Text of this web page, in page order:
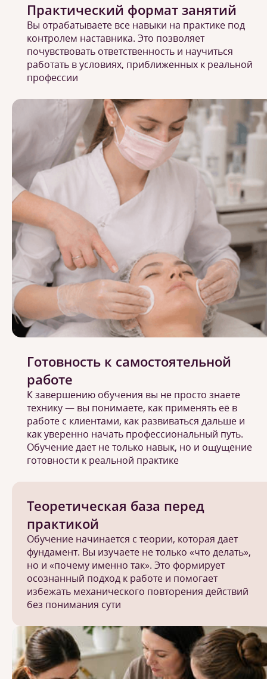
Теоретическая база перед
практикой
Обучение начинается с теории, которая дает
фундамент. Вы изучаете не только «что делать»,
но и «почему именно так». Это формирует
осознанный подход к работе и помогает
избежать механического повторения действий
без понимания сути
Практический формат занятий
Вы отрабатываете все навыки на практике под
контролем наставника. Это позволяет
почувствовать ответственность и научиться
работать в условиях, приближенных к реальной
профессии
Готовность к самостоятельной
работе
К завершению обучения вы не просто знаете
технику — вы понимаете, как применять её в
работе с клиентами, как развиваться дальше и
как уверенно начать профессиональный путь.
Обучение дает не только навык, но и ощущение
готовности к реальной практике